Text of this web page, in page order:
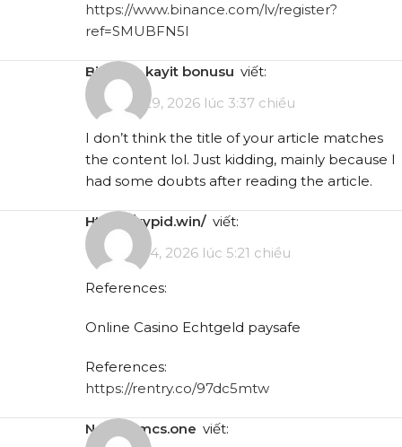
https://www.binance.com/lv/register?
ref=SMUBFN5I
binance kayit bonusu viết:
Tháng 3 29, 2026 lúc 3:37 chiều
I don’t think the title of your article matches
the content lol. Just kidding, mainly because I
had some doubts after reading the article.
https://xypid.win/ viết:
Tháng 4 14, 2026 lúc 5:21 chiều
References:
Online Casino Echtgeld paysafe
References:
https://rentry.co/97dc5mtw
notes.bmcs.one viết: